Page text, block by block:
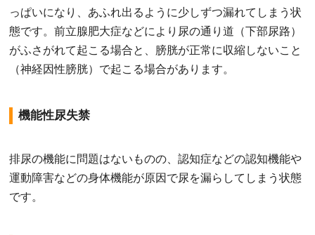
っぱいになり、あふれ出るように少しずつ漏れてしまう状
態です。前立腺肥大症などにより尿の通り道（下部尿路）
がふさがれて起こる場合と、膀胱が正常に収縮しないこと
（神経因性膀胱）で起こる場合があります。
機能性尿失禁
排尿の機能に問題はないものの、認知症などの認知機能や
運動障害などの身体機能が原因で尿を漏らしてしまう状態
です。